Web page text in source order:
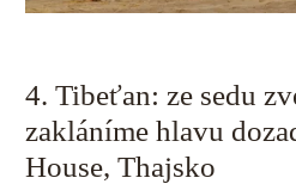
4. Tibeťan: ze sedu
zakláníme hlavu
House, Thajsko